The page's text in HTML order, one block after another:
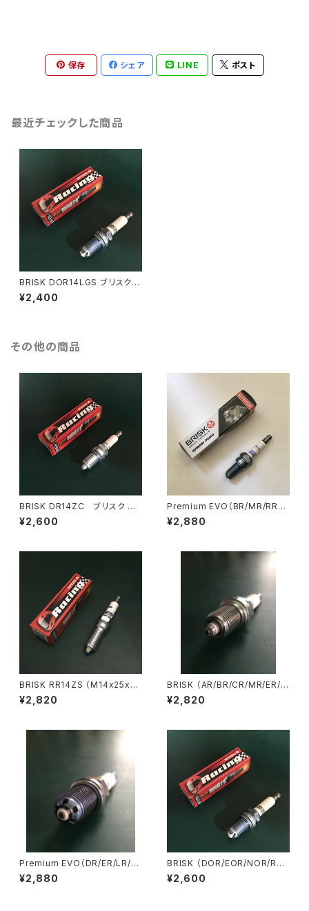
保存 シェア LINE ポスト
最近チェックした商品
BRISK DOR14LGS ブリスク L
GSシリーズ スパークプラグ
（在庫あり、即納）
¥2,400
その他の商品
BRISK DR14ZC ブリスク マ
ルチスパーク ZC/ZSシリー
ズ スパークプラグ （在庫あ
¥2,600
Premium EVO（BR/MR/RR
SXC BFXC) ブリスク プレミア
ムエボ スパークプラグ （生産
¥2,880
BRISK RR14ZS （M14x25x16
テーパー座面）ブリスク マルチ
スパーク ZC/ZSシリーズ ス
¥2,820
BRISK （AR/BR/CR/MR/ER/G
R) ブリスク マルチスパーク
ZC/ZSシリーズ スパークプラ
¥2,820
Premium EVO（DR/ER/LR/G
R BSXC.SXC) ブリスク プレミ
アムエボ スパークプラグ （生
¥2,880
BRISK （DOR/EOR/NOR/RO
R/GOR/HOR/LOR）ブリスク L
GSシリーズ スパークプラグ
¥2,600